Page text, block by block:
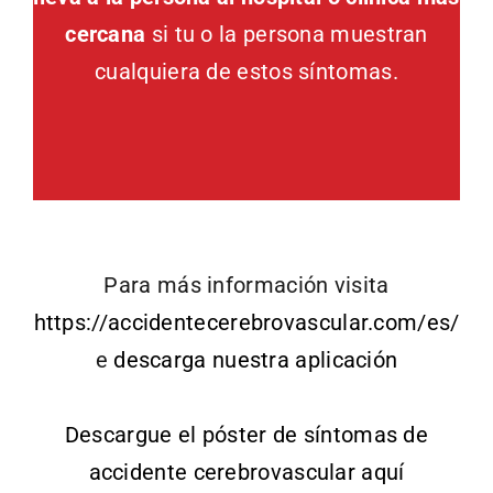
cercana si tu o la persona muestran
cualquiera de estos síntomas.
Para más información visita
https://accidentecerebrovascular.com/es/
e descarga nuestra aplicación
Descargue el póster de síntomas de
accidente cerebrovascular aquí